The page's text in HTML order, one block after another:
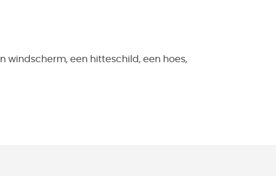
windscherm, een hitteschild, een hoes,